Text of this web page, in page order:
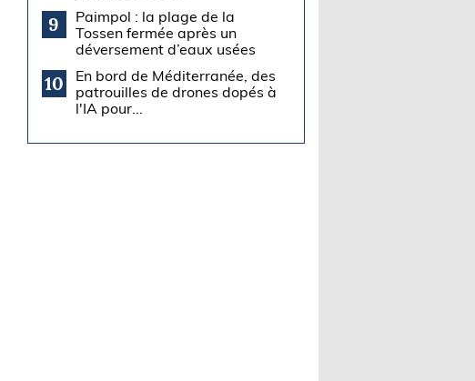
9
Paimpol : la plage de la
Tossen fermée après un
déversement d’eaux usées
10
En bord de Méditerranée, des
patrouilles de drones dopés à
l'IA pour...